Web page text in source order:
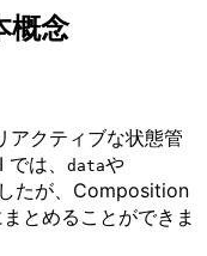
概念
クティブな状態管
は、
dataや
たが、Composition
とめることができま